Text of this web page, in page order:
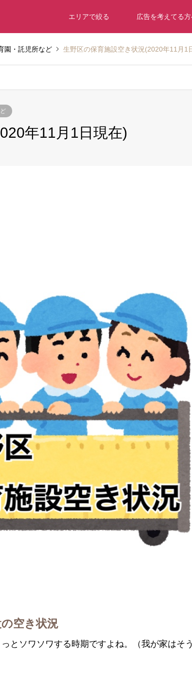
エリアで絞る 広告を考えてる
園・託児所など 生野区の保育施設空き状況(2020年11月1
年11月1日現在)
空き状況
とソワソワする時期ですよね。（我が家はそ